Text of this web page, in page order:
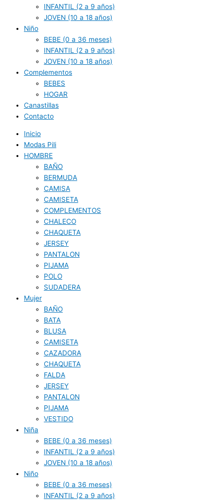
INFANTIL (2 a 9 años)
JOVEN (10 a 18 años)
Niño
BEBE (0 a 36 meses)
INFANTIL (2 a 9 años)
JOVEN (10 a 18 años)
Complementos
BEBES
HOGAR
Canastillas
Contacto
Inicio
Modas Pili
HOMBRE
BAÑO
BERMUDA
CAMISA
CAMISETA
COMPLEMENTOS
CHALECO
CHAQUETA
JERSEY
PANTALON
PIJAMA
POLO
SUDADERA
Mujer
BAÑO
BATA
BLUSA
CAMISETA
CAZADORA
CHAQUETA
FALDA
JERSEY
PANTALON
PIJAMA
VESTIDO
Niña
BEBE (0 a 36 meses)
INFANTIL (2 a 9 años)
JOVEN (10 a 18 años)
Niño
BEBE (0 a 36 meses)
INFANTIL (2 a 9 años)